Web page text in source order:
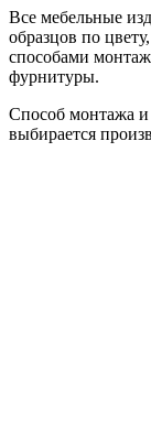
Все мебельные
образцов по
способами
фурнитуры.
Способ монтажа и
выбирается